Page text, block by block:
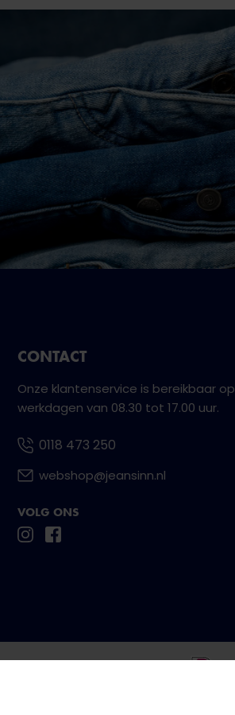
CONTACT
Onze klantenservice is bereikbaar op
werkdagen van 08.30 tot 17.00 uur.
0118 473 250
webshop@jeansinn.nl
VOLG ONS
Betaal eenvoudig en veilig met